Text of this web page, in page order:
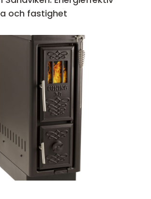
och fastighet